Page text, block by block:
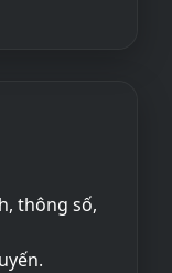
thông số,